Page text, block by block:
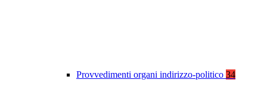
Provvedimenti organi indirizzo-politico 34